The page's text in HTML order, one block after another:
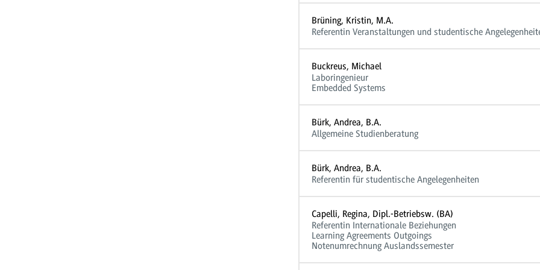
Brüning, Kristin, M.A.
Referentin Veranstaltungen und studentische
Buckreus, Michael
Laboringenieur
Embedded Systems
Bürk, Andrea, B.A.
Allgemeine Studienberatung
Bürk, Andrea, B.A.
Referentin für studentische Angelegenheiten
Capelli, Regina, Dipl.-Betriebsw. (BA)
Referentin Internationale Beziehungen
Learning Agreements Outgoings
Notenumrechnung Auslandssemester